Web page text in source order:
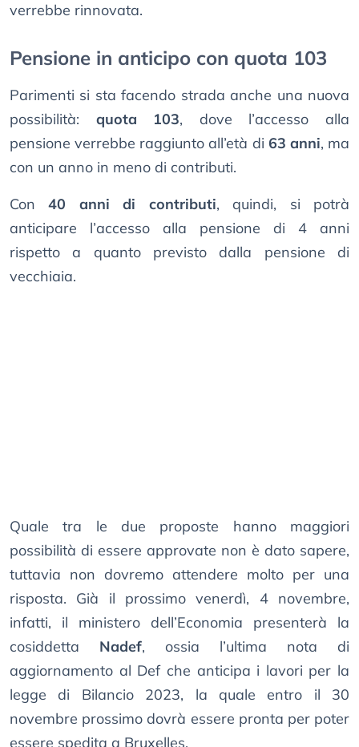
verrebbe rinnovata.
Pensione in anticipo con quota 103
Parimenti si sta facendo strada anche una nuova
possibilità: quota 103, dove l’accesso alla
pensione verrebbe raggiunto all’età di 63 anni, ma
con un anno in meno di contributi.
Con40 anni di contributi, quindi, si potrà
anticipare l’accesso alla pensione di 4 anni
rispetto a quanto previsto dalla pensione di
vecchiaia.
Quale tra le due proposte hanno maggiori
possibilità di essere approvate non è dato sapere,
tuttavia non dovremo attendere molto per una
risposta. Già il prossimo venerdì, 4 novembre,
infatti, il ministero dell’Economia presenterà la
cosiddetta Nadef, ossia l’ultima nota di
aggiornamento al Def che anticipa i lavori per la
legge di Bilancio 2023, la quale entro il 30
novembre prossimo dovrà essere pronta per poter
essere spedita a Bruxelles.